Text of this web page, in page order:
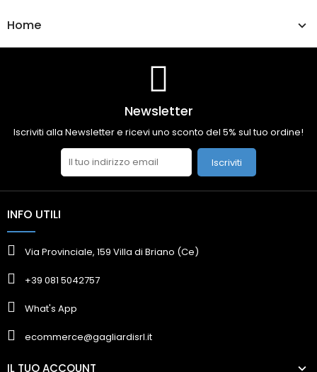
Home
Newsletter
Iscriviti alla Newsletter e ricevi uno sconto del 5% sul tuo ordine!
Iscriviti
INFO UTILI
Via Provinciale, 159 Villa di Briano (Ce)
+39 081 5042757
What's App
ecommerce@gagliardisrl.it
IL TUO ACCOUNT